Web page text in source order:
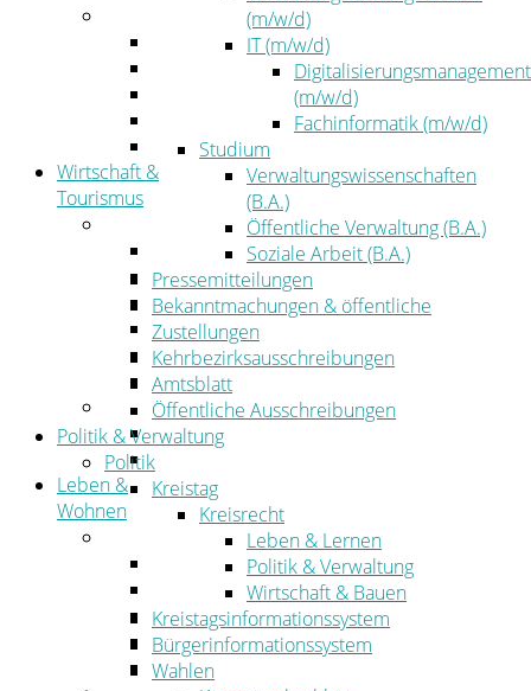
Der Landrat
Kommunalaufsicht
Zahlen, Daten, Fakten
Wirtschaft &
Tourismus
Wirtschaftsförderung
Gewerbeflächen und Unternehmen
Arbeitgeberservice
Mobilfunk & Breitband
Straßen- und Radwegebau
Landwirtschaft
Tourismus
Freizeit und Urlaub im Landkreis
Veranstaltungen
Leben &
Wohnen
Migration
Schulen, Bildung, Sport und Kultur
Soziales
Gesundheit
Jugend, Familie und Senioren
(m/w/d)
IT (m/w/d)
Digitalisierungsmanagement
(m/w/d)
Fachinformatik (m/w/d)
Studium
Verwaltungswissenschaften
(B.A.)
Öffentliche Verwaltung (B.A.)
Soziale Arbeit (B.A.)
Pressemitteilungen
Bekanntmachungen & öffentliche
Zustellungen
Kehrbezirksausschreibungen
Amtsblatt
Öffentliche Ausschreibungen
Politik & Verwaltung
Politik
Kreistag
Kreisrecht
Leben & Lernen
Politik & Verwaltung
Wirtschaft & Bauen
Kreistagsinformationssystem
Bürgerinformationssystem
Wahlen